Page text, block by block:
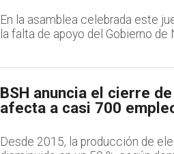
En la asamblea celebrada este
la falta de apoyo del Gobierno de
BSH anuncia el cierre
afecta a casi 700
Desde 2015, la producción de